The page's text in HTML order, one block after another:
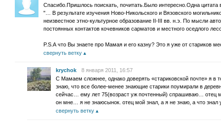
Спасибо.Пришлось поискать, почитать.Было интересно.Одна цитата
"… В результате изучения Ново-Никольского и Вязовского
неизвестное этно-культурное образование II-III вв. н.э. По мысли
постоянных контактов кочевников сарматов и местного оседлого
P.S.А что Вы знаете про Мамая и его казну? Это я уже от стариков
свернуть ветку
krychok
8 января 2011, 16:57
С Мамаем сложнее, однако доверять «стариковской почте» я в
знаю, что все более-менее знающие старики поумирали в
сейчас… ему лет 75(возраст уж почтенный) спрашиваю… отец
он мне… я не знаюсынок. отец мой знал, а я не знаю, а что знал
свернуть ветку